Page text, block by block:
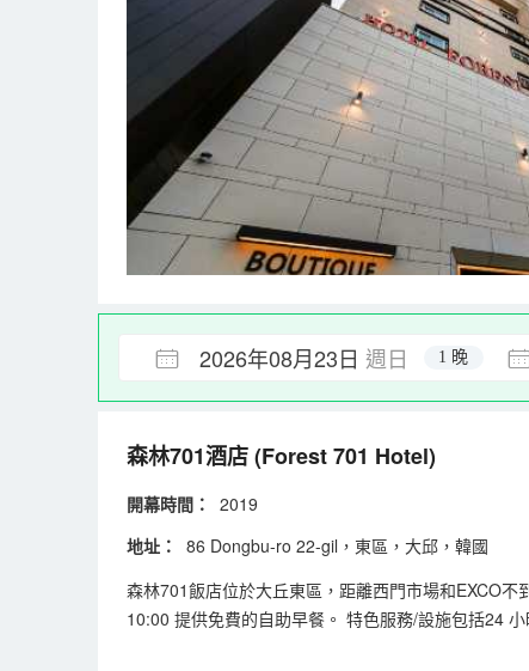
2026年08月23日 週日 1 晚
森林701酒店(Forest 701 Hotel)
開幕時間：
2019
地址：
86 Dongbu-ro 22-gil，東區，大邱，韓國
森林701飯店位於大丘東區，距離西門市場和EXCO
10:00 提供免費的自助早餐。 特色服務/設施包括24